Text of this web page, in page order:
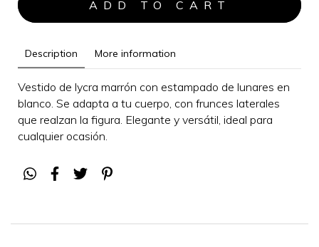
Description More information
Vestido de lycra marrón con estampado de lunares en
blanco. Se adapta a tu cuerpo, con frunces laterales
que realzan la figura. Elegante y versátil, ideal para
cualquier ocasión.